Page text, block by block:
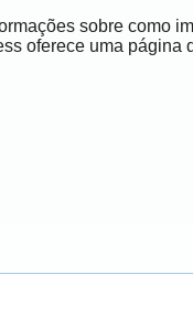
sobre como
oferece uma página